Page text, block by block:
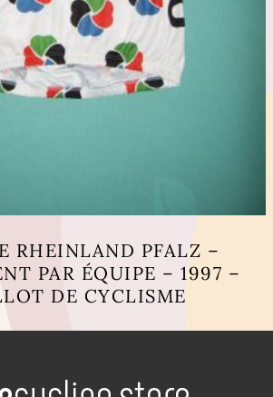
RHEINLAND PFALZ –
PAR ÉQUIPE – 1997 –
DE CYCLISME
variations.